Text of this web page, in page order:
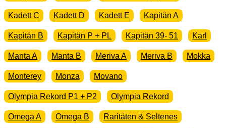
Kadett C Kadett D Kadett E Kapitän A
Kapitän B Kapitän P + PL Kapitän 39- 51 Karl
Manta A Manta B Meriva A Meriva B Mokka
Monterey Monza Movano
Olympia Rekord P1 + P2 Olympia Rekord
Omega A Omega B Raritäten & Seltenes